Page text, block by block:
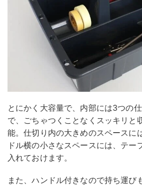
とにかく大容量で、内部には3つの
で、ごちゃつくことなくスッキリと
能。仕切り内の大きめのスペースに
ドル横の小さなスペースには、テー
入れておけます。
また、ハンドル付きなので持ち運び